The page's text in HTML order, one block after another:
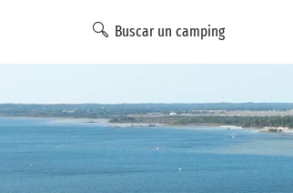
Buscar un camping